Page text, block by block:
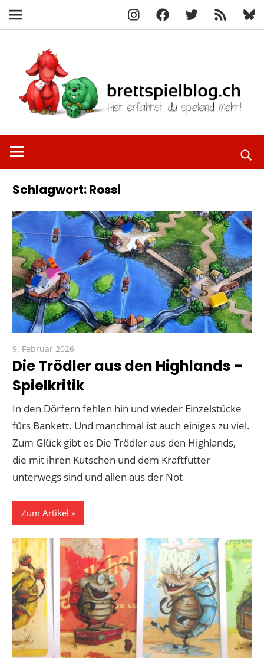
InstagramFacebook
X
RSS-
Feed
Navigation
springen
erfährst
mehr!
Schlagwort:Rossi
9. Februar 2026
Die Trödler aus den Highlands –
Spielkritik
In den Dörfern fehlen hin und wieder Einzelstücke
fürs Bankett. Und manchmal ist auch einiges zu viel.
Zum Glück gibt es Die Trödler aus den Highlands,
die mit ihren Kutschen und dem Kraftfutter
unterwegs sind und allen aus der Not
Zum Artikel